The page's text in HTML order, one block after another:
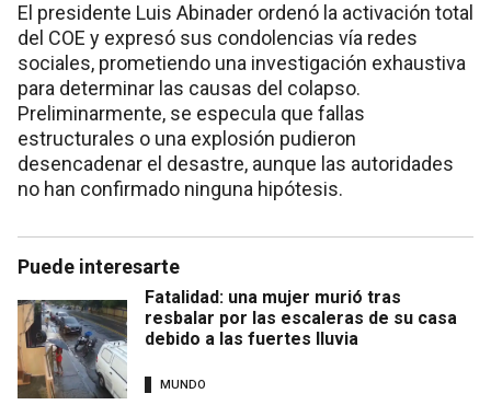
El presidente Luis Abinader ordenó la activación total
del COE y expresó sus condolencias vía redes
sociales, prometiendo una investigación exhaustiva
para determinar las causas del colapso.
Preliminarmente, se especula que fallas
estructurales o una explosión pudieron
desencadenar el desastre, aunque las autoridades
no han confirmado ninguna hipótesis.
Puede interesarte
Fatalidad: una mujer murió tras
resbalar por las escaleras de su casa
debido a las fuertes lluvia
MUNDO